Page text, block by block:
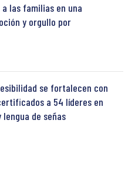
las familias en una
y orgullo por
se fortalecen con
a 54 líderes en
de señas